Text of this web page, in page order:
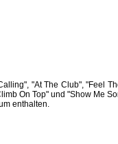
"At The Club", "Feel
On Top" und "Show Me
enthalten.